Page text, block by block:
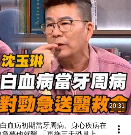
20:31
血病初期當牙周病、身心疾病在